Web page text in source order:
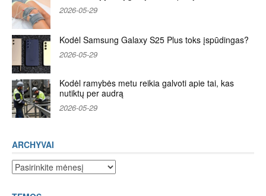
2026-05-29
Kodėl Samsung Galaxy S25 Plus toks įspūdingas?
2026-05-29
Kodėl ramybės metu reikia galvoti apie tai, kas
nutiktų per audrą
2026-05-29
ARCHYVAI
Archyvai